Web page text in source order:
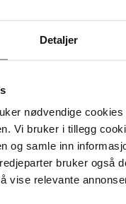
Detaljer
nødvendige
Vi bruker i tillegg
og samle inn
bruker også
vise relevante
gamle
frem til du